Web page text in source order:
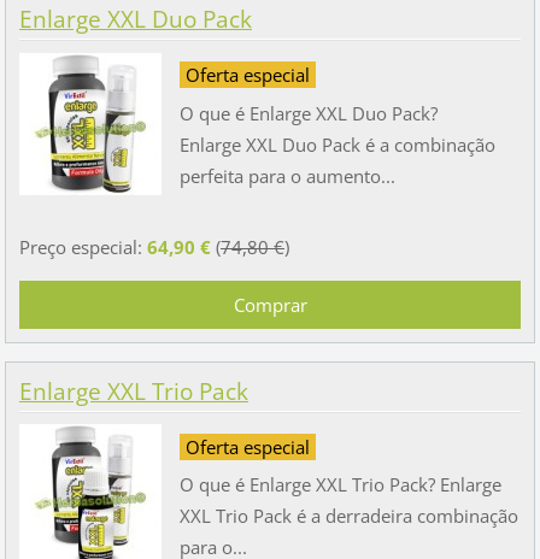
Enlarge XXL Duo Pack
Oferta especial
O que é Enlarge XXL Duo Pack?
Enlarge XXL Duo Pack é a combinação
perfeita para o aumento...
Preço especial: 64,90 €(74,80 €)
Enlarge XXL Trio Pack
Oferta especial
O que é Enlarge XXL Trio Pack? Enlarge
XXL Trio Pack é a derradeira combinação
para o...